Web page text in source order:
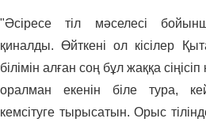
"Әсіресе тіл мәселесі
қиналды. Өйткені ол кісілер
білімін алған соң бұл жаққа
оралман екенін біле тура,
кемсітуге тырысатын. Орыс